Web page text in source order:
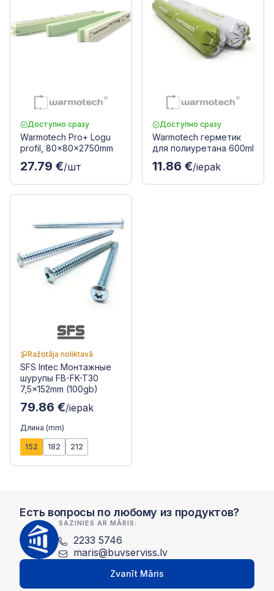
Доступно сразу
Warmotech Pro+ Logu
profil, 80x80x2750mm
27.79 €/шт
Доступно сразу
Warmotech герметик
для полиуретана 600ml
11.86 €/iepak
Ražotāja noliktavā
SFS Intec Монтажные
шурупы FB-FK-T30
7,5x152mm (100gb)
79.86 €/iepak
Длина (mm)
152 182 212
Есть вопросы по любому из продуктов?
SAZINIES AR MĀRIS:
2233 5746
maris@buvserviss.lv
Zvanīt Māris